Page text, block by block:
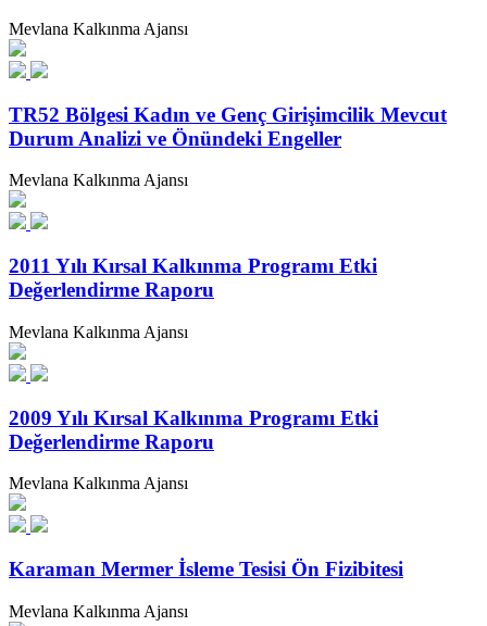
Mevlana Kalkınma Ajansı
TR52 Bölgesi Kadın ve Genç Girişimcilik Mevcut
Durum Analizi ve Önündeki Engeller
Mevlana Kalkınma Ajansı
2011 Yılı Kırsal Kalkınma Programı Etki
Değerlendirme Raporu
Mevlana Kalkınma Ajansı
2009 Yılı Kırsal Kalkınma Programı Etki
Değerlendirme Raporu
Mevlana Kalkınma Ajansı
Karaman Mermer İsleme Tesisi Ön Fizibitesi
Mevlana Kalkınma Ajansı